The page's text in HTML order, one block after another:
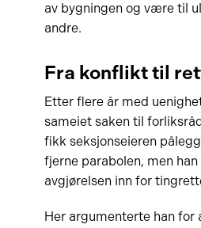
av bygningen og være til
andre.
Fra konflikt til
Etter flere år med
sameiet saken til
fikk seksjonseieren
fjerne parabolen, men
avgjørelsen inn for
Her argumenterte han for